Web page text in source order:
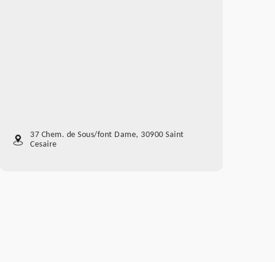
37 Chem. de Sous/font Dame, 30900 Saint
Cesaire